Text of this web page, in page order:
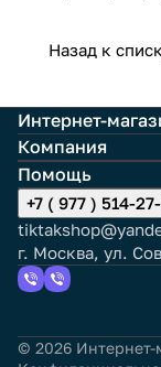
Назад к
Интернет-
Компания
Помощь
+7 ( 977 ) 514-
г. Москва, ул.
© 2026 Интернет-